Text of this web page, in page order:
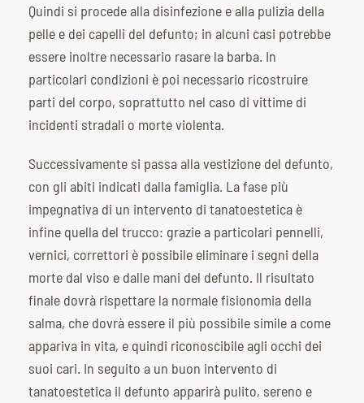
Quindi si procede alla disinfezione e alla pulizia della
pelle e dei capelli del defunto; in alcuni casi potrebbe
essere inoltre necessario rasare la barba. In
particolari condizioni è poi necessario ricostruire
parti del corpo, soprattutto nel caso di vittime di
incidenti stradali o morte violenta.
Successivamente si passa alla vestizione del defunto,
con gli abiti indicati dalla famiglia. La fase più
impegnativa di un intervento di tanatoestetica è
infine quella del trucco: grazie a particolari pennelli,
vernici, correttori è possibile eliminare i segni della
morte dal viso e dalle mani del defunto. Il risultato
finale dovrà rispettare la normale fisionomia della
salma, che dovrà essere il più possibile simile a come
appariva in vita, e quindi riconoscibile agli occhi dei
suoi cari. In seguito a un buon intervento di
tanatoestetica il defunto apparirà pulito, sereno e